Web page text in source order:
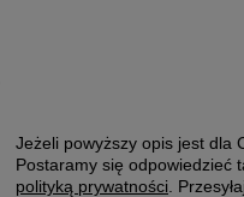
Jeżeli powyższy opis jest dla
Postaramy się odpowiedzieć
polityką prywatności .